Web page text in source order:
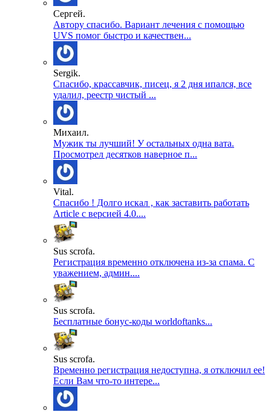
Сергей.
Автору спасибо. Вариант лечения с помощью
UVS помог быстро и качествен...
Sergik.
Спасибо, крассавчик, писец, я 2 дня ипался, все
удалил, реестр чистый ...
Михаил.
Мужик ты лучший! У остальных одна вата.
Просмотрел десятков наверное п...
Vital.
Спасибо ! Долго искал , как заставить работать
Article с версией 4.0....
Sus scrofa.
Регистрация временно отключена из-за спама. С
уважением, админ....
Sus scrofa.
Бесплатные бонус-коды worldoftanks...
Sus scrofa.
Временно регистрация недоступна, я отключил ее!
Если Вам что-то интере...